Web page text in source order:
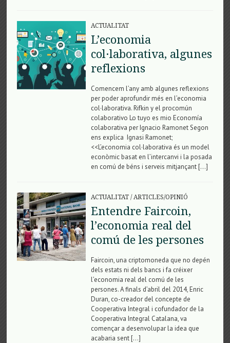
ACTUALITAT
L’economia
col·laborativa, algunes
reflexions
Comencem l’any amb algunes reflexions
per poder aprofundir més en l’economia
col·laborativa. Rifkin y el procomún
colaborativo Lo tuyo es mio Economía
colaborativa per Ignacio Ramonet Segon
ens explica Ignasi Ramonet;
<<L’economia col·laborativa és un model
econòmic basat en l’intercanvi i la posada
en comú de béns i serveis mitjançant […]
ACTUALITAT/ARTICLES/OPINIÓ
Entendre Faircoin,
l’economia real del
comú de les persones
Faircoin, una criptomoneda que no depén
dels estats ni dels bancs i fa créixer
l’economia real del comú de les
persones. A finals d’abril del 2014, Enric
Duran, co-creador del concepte de
Cooperativa Integral i cofundador de la
Cooperativa Integral Catalana, va
començar a desenvolupar la idea que
acabaria sent […]